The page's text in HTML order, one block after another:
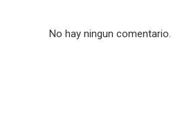
No hay ningun comentario.